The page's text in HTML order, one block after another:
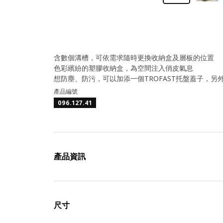
含數個溝槽，可依需求隨時更換收納盒及層板的位置
色彩繽紛的塑膠收納盒，為空間注入俏皮氣息
想防塵、防污，可以加添一個TROFAST托盤蓋子，另
產品編號
096.127.41
產品資訊
尺寸